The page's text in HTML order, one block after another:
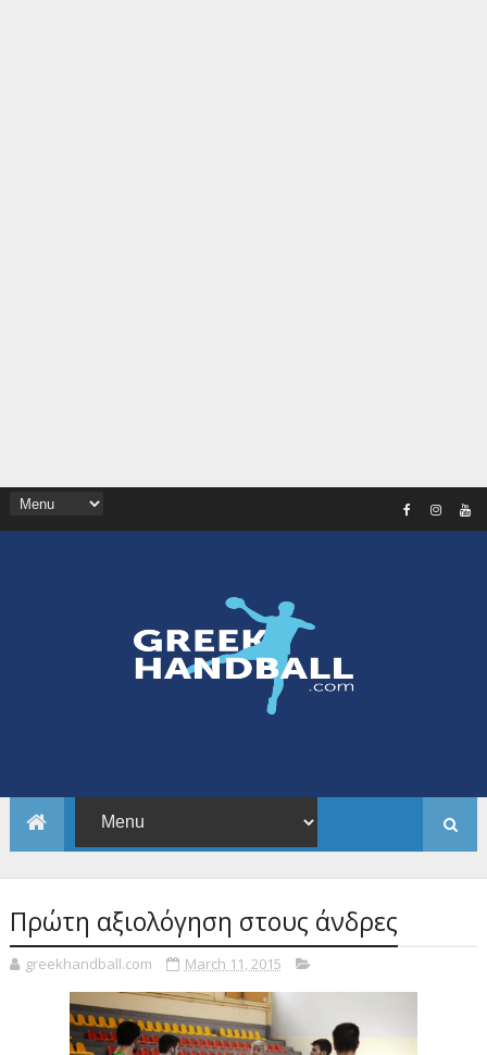
Πρώτη αξιολόγηση στους άνδρες
greekhandball.com March 11, 2015